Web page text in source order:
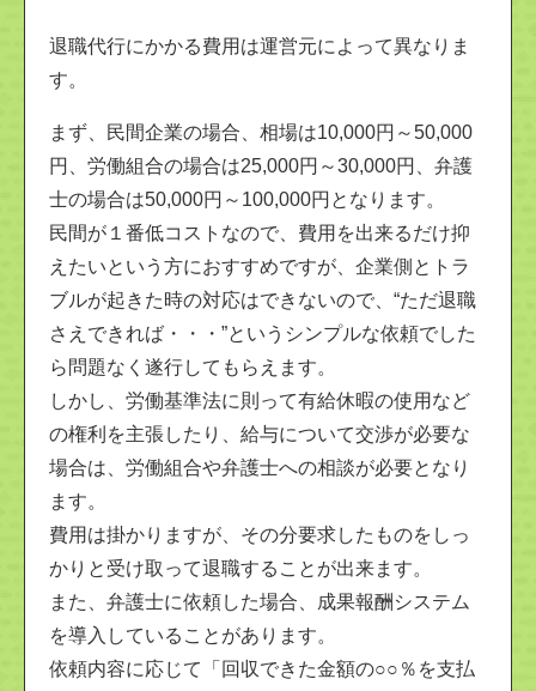
退職代行にかかる費用は運営元によって異なりま
す。
まず、民間企業の場合、相場は10,000円～50,000
円、労働組合の場合は25,000円～30,000円、弁護
士の場合は50,000円～100,000円となります。
民間が１番低コストなので、費用を出来るだけ抑
えたいという方におすすめですが、企業側とトラ
ブルが起きた時の対応はできないので、“ただ退職
さえできれば・・・”というシンプルな依頼でした
ら問題なく遂行してもらえます。
しかし、労働基準法に則って有給休暇の使用など
の権利を主張したり、給与について交渉が必要な
場合は、労働組合や弁護士への相談が必要となり
ます。
費用は掛かりますが、その分要求したものをしっ
かりと受け取って退職することが出来ます。
また、弁護士に依頼した場合、成果報酬システム
を導入していることがあります。
依頼内容に応じて「回収できた金額の○○％を支払